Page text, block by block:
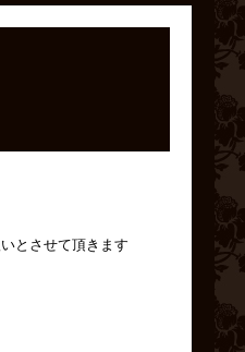
とさせて頂きます